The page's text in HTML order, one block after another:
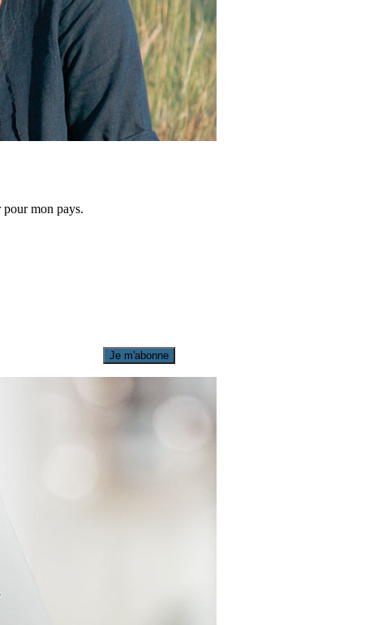
pour mon pays.
Je m'abonne